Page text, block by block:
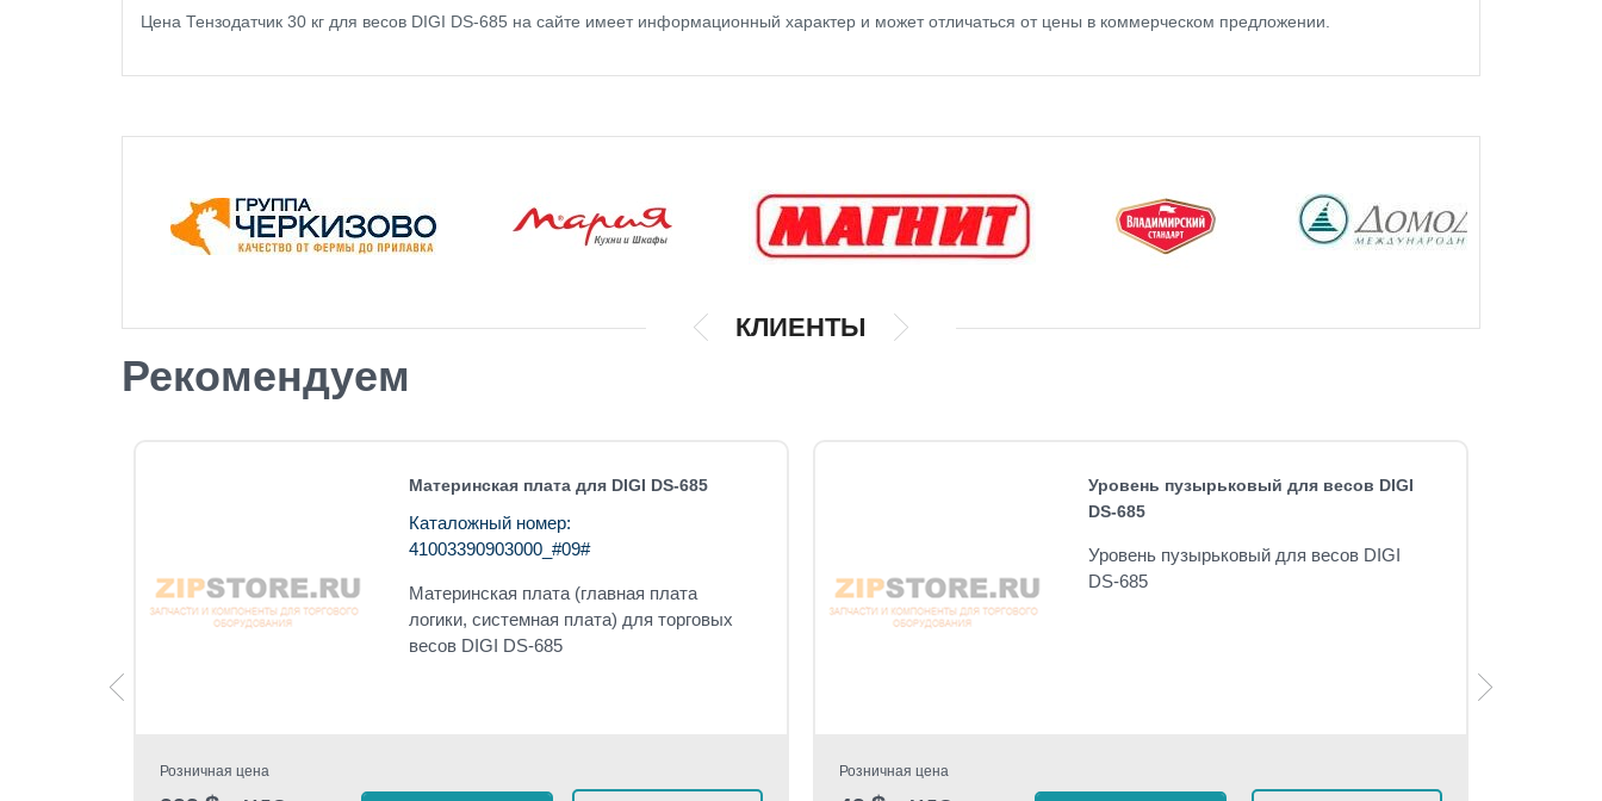
Цена Тензодатчик 30 кг для весов DIGI DS-685 на сайте имеет информационный характер и может отличаться от цены в коммерческом предложении.
КЛИЕНТЫ
Рекомендуем
Материнская плата для DIGI DS-685
Каталожный номер:
41003390903000_#09#
Материнская плата (главная плата
логики, системная плата) для торговых
весов DIGI DS-685
Розничная цена
Уровень пузырьковый для весов DIGI
DS-685
Уровень пузырьковый для весов DIGI
DS-685
Розничная цена